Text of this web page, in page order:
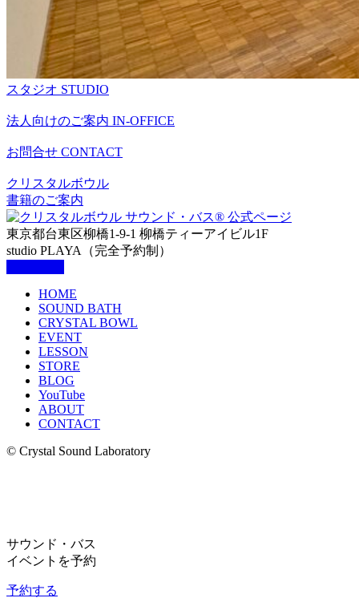
スタジオ STUDIO
法人向けのご案内 IN-OFFICE
お問合せ CONTACT
クリスタルボウル
書籍のご案内
東京都台東区柳橋1-9-1 柳橋ティーアイビル1F
studio PLAYA（完全予約制）
HOME
SOUND BATH
CRYSTAL BOWL
EVENT
LESSON
STORE
BLOG
YouTube
ABOUT
CONTACT
© Crystal Sound Laboratory
サウンド・バス
イベントを予約
予約する